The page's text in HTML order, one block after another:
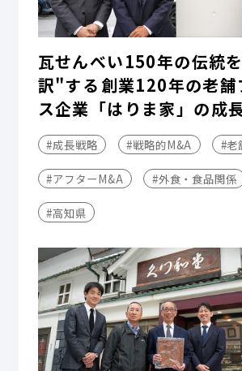
瓦せんべい150年の伝統
訳"する――創業120年の老
ス企業「はりま家」の成
#成長戦略 #戦略的M&A #老
#アフターM&A #外食・食品関係
#高知県